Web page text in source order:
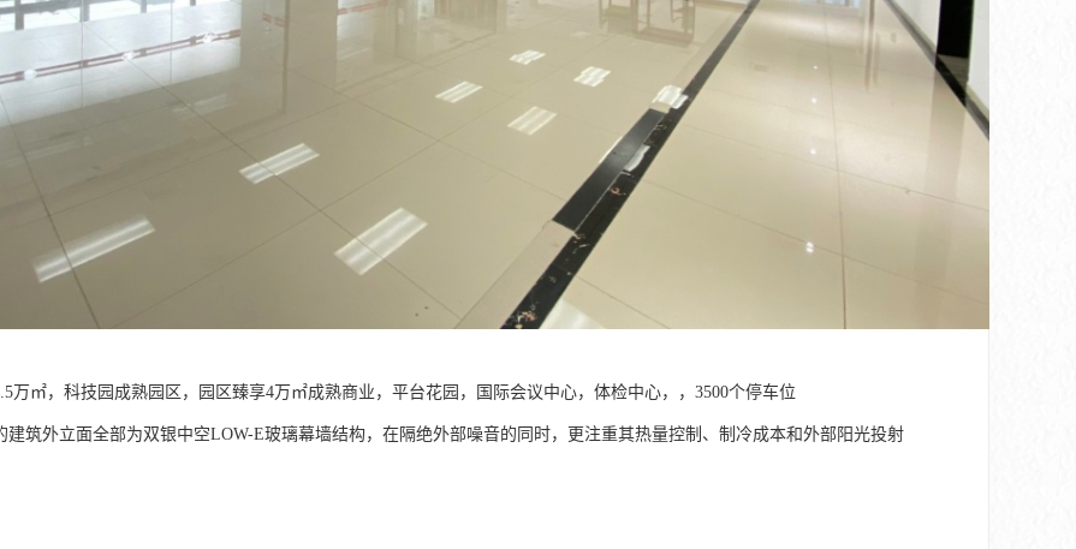
万㎡，科技园成熟园区，园区臻享4万㎡成熟商业，平台花园，国际会议中心，体检中心，，3500个停车位
建筑外立面全部为双银中空LOW-E玻璃幕墙结构，在隔绝外部噪音的同时，更注重其热量控制、制冷成本和外部阳光投射